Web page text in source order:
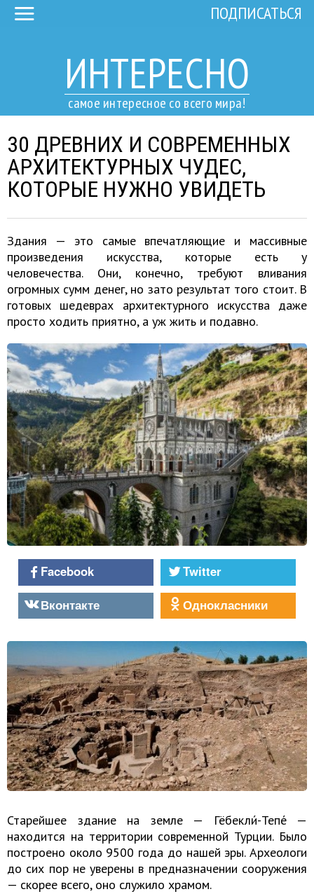
ИНТЕРЕСНО
самое интересное со всего мира!
ПОДПИСАТЬСЯ
30 ДРЕВНИХ И СОВРЕМЕННЫХ
АРХИТЕКТУРНЫХ ЧУДЕС,
КОТОРЫЕ НУЖНО УВИДЕТЬ
Здания — это самые впечатляющие и массивные
произведения искусства, которые есть у
человечества. Они, конечно, требуют вливания
огромных сумм денег, но зато результат того стоит. В
готовых шедеврах архитектурного искусства даже
просто ходить приятно, а уж жить и подавно.
Facebook
Twitter
Вконтакте
Однокласники
Старейшее здание на земле — Гёбекли́-Тепе́ —
находится на территории современной Турции. Было
построено около 9500 года до нашей эры. Археологи
до сих пор не уверены в предназначении сооружения
— скорее всего, оно служило храмом.